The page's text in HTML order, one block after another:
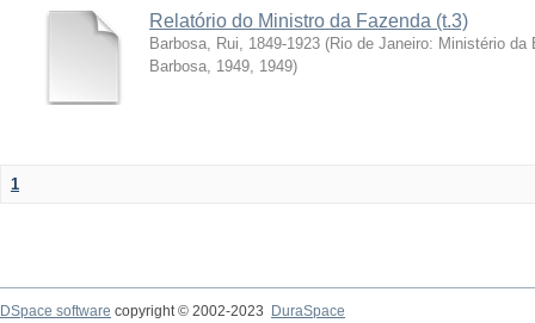
Relatório do Ministro da Fazenda (t.3)
Barbosa, Rui, 1849-1923 (Rio de Janeiro: Ministério
Barbosa, 1949, 1949)
1
DSpace software copyright © 2002-2023
DuraSpace